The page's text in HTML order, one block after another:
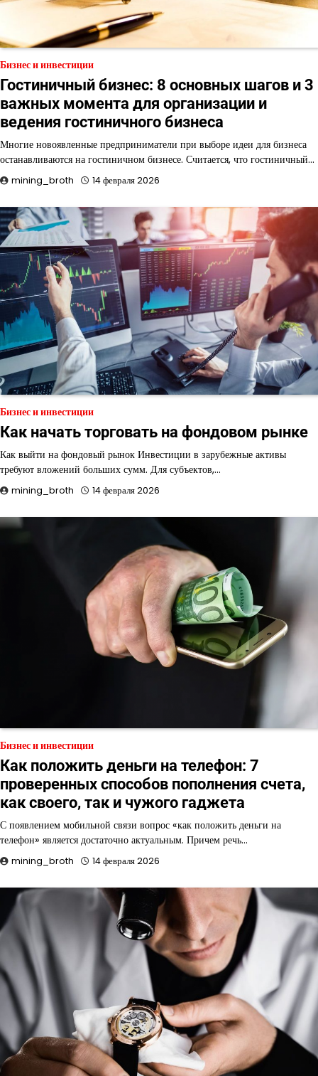
Бизнес и инвестиции
Гостиничный бизнес: 8 основных шагов и 3
важных момента для организации и
ведения гостиничного бизнеса
Многие новоявленные предприниматели при выборе идеи для бизнеса
останавливаются на гостиничном бизнесе. Считается, что гостиничный…
mining_broth 14 февраля 2026
Бизнес и инвестиции
Как начать торговать на фондовом рынке
Как выйти на фондовый рынок Инвестиции в зарубежные активы
требуют вложений больших сумм. Для субъектов,…
mining_broth 14 февраля 2026
Бизнес и инвестиции
Как положить деньги на телефон: 7
проверенных способов пополнения счета,
как своего, так и чужого гаджета
С появлением мобильной связи вопрос «как положить деньги на
телефон» является достаточно актуальным. Причем речь…
mining_broth 14 февраля 2026